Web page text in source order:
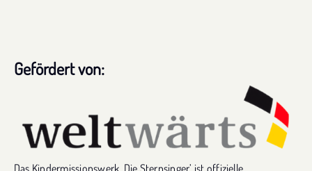
Gefördert von: